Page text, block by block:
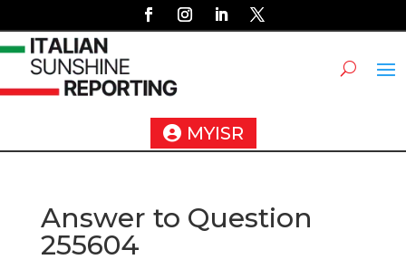
MYISR
Answer to Question
255604